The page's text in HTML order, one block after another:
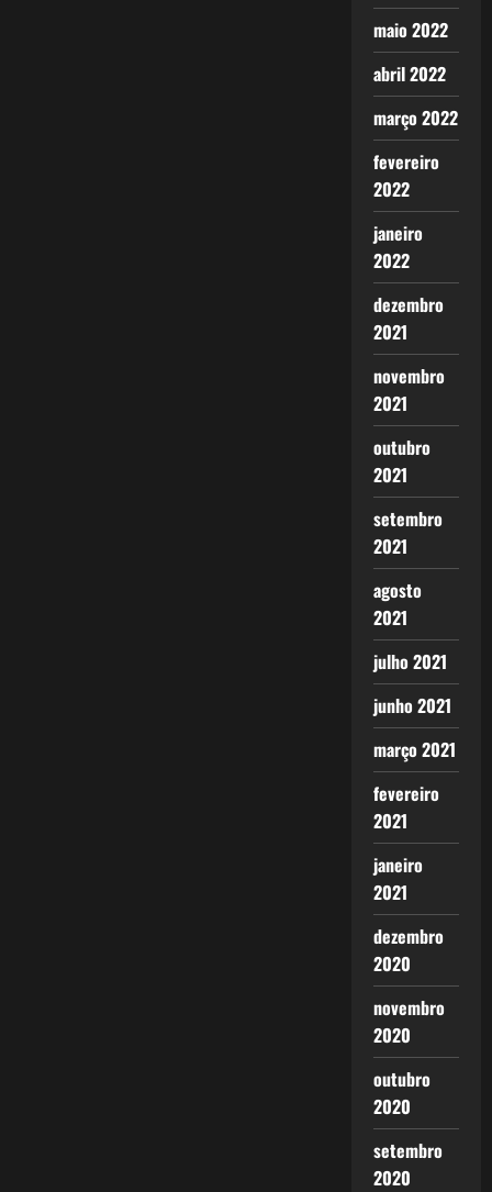
maio 2022
abril 2022
março 2022
fevereiro
2022
janeiro
2022
dezembro
2021
novembro
2021
outubro
2021
setembro
2021
agosto
2021
julho 2021
junho 2021
março 2021
fevereiro
2021
janeiro
2021
dezembro
2020
novembro
2020
outubro
2020
setembro
2020